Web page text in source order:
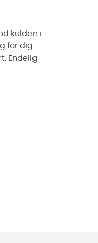
kulden i
for dig.
Endelig